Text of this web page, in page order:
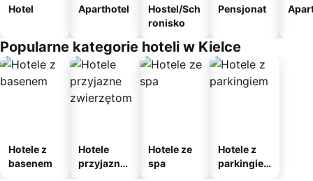
Hotel Aparthotel
Hostel/Sch
ronisko
Pensjonat
Popularne kategorie hoteli w Kielce
Hotele z
basenem
Hotele
przyjazne
Hotele ze
spa
Hotele z
parkingie